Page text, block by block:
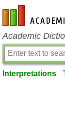
en-academic.com
Academic
Interpretations